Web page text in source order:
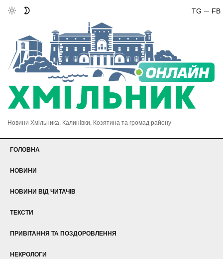
FB
TG
Новини Хмільника, Калинівки, Козятина та громад району
ГОЛОВНА
НОВИНИ
НОВИНИ ВІД ЧИТАЧІВ
ТЕКСТИ
ПРИВІТАННЯ ТА ПОЗДОРОВЛЕННЯ
НЕКРОЛОГИ